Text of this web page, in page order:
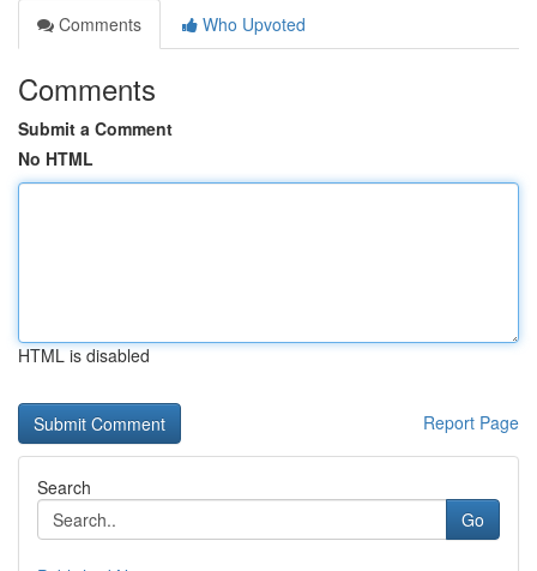
Comments
Who Upvoted
Comments
Submit a Comment
No HTML
HTML is disabled
Report Page
Search
Go